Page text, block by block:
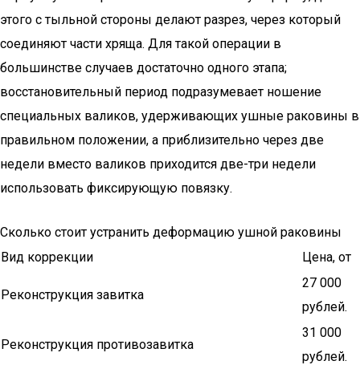
этого с тыльной стороны делают разрез, через который
соединяют части хряща. Для такой операции в
большинстве случаев достаточно одного этапа;
восстановительный период подразумевает ношение
специальных валиков, удерживающих ушные раковины в
правильном положении, а приблизительно через две
недели вместо валиков приходится две-три недели
использовать фиксирующую повязку.
Сколько стоит устранить деформацию ушной раковины
Вид коррекции
Цена, от
Реконструкция завитка
27 000
рублей.
Реконструкция противозавитка
31 000
рублей.